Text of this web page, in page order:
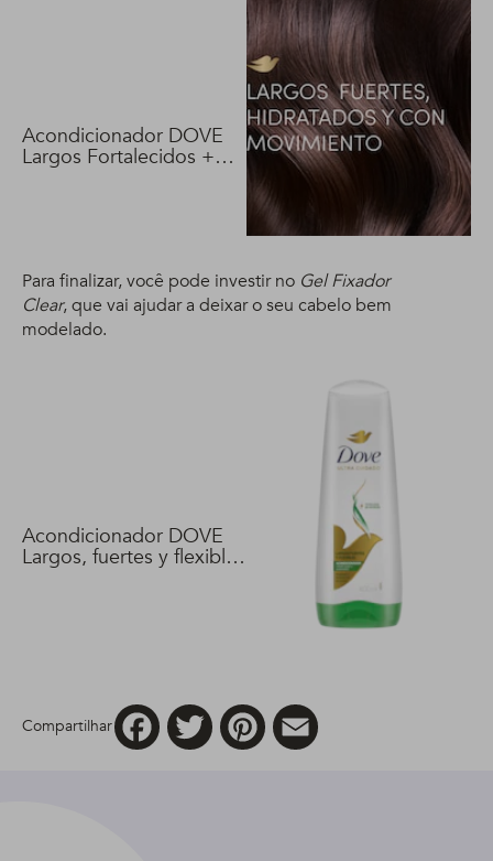
Acondicionador DOVE
Largos Fortalecidos +
Para finalizar, você pode investir no Gel Fixador
Clear, que vai ajudar a deixar o seu cabelo bem
modelado.
Acondicionador DOVE
Largos, fuertes y flexibles
Compartilhar
FacebookTwitter Pinterest